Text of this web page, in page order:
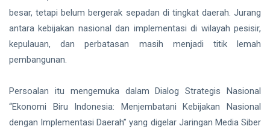
Perusahaan
di Batam
Pekerjakan
391
Penyandang
Disabilitas
10 Aug,
2026
33
Pemprov
Percepat
Peremajaan
Kelapa,
2.143
10
2026
34
besar, tetapi belum bergerak sepadan di tingkat daerah. Jurang
antara kebijakan nasional dan implementasi di wilayah pesisir,
kepulauan, dan perbatasan masih menjadi titik lemah
pembangunan.
Persoalan itu mengemuka dalam Dialog Strategis Nasional
“Ekonomi Biru Indonesia: Menjembatani Kebijakan Nasional
dengan Implementasi Daerah” yang digelar Jaringan Media Siber